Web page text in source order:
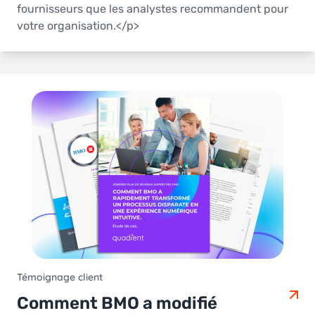
fournisseurs que les analystes recommandent pour
votre organisation.</p>
Témoignage client
Comment BMO a modifié